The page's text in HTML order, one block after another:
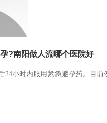
?南阳做人流哪个医院好
24小时内服用紧急避孕药。目